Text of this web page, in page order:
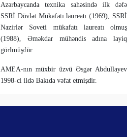
Azərbaycanda texnika sahəsində ilk dəfə
SSRİ Dövlət Mükafatı laurea­tı (1969), SSRİ
Nazirlər Soveti mükafatı laureatı olmuş
(1988), Əməkdar mü­hən­dis adına layiq
görlmüşdür.
AMEA-nın müxbir üzvü Əsgər Abdullayev
1998-ci ildə Bakıda vəfat etmişdir.